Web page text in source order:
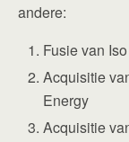
andere:
Fusie van
Acquisitie
Energy
Acquisitie